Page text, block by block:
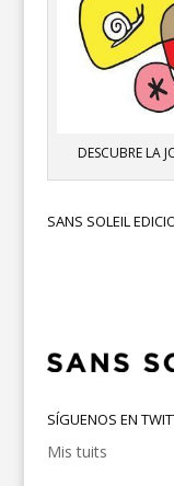
DESCUBRE LA
SANS SOLEIL
SÍGUENOS EN
Mis tuits